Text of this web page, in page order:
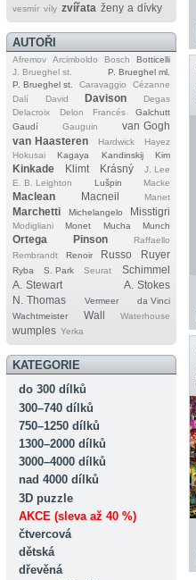
vesmír víly zvířata ženy a dívky
AUTOŘI
Afremov Arcimboldo Bosch
Botticelli
J. Brueghel st.
P. Brueghel ml.
P. Brueghel st.
Caravaggio
Cézanne
Dalí
David Davison
Degas
Delacroix
Delon Francés
Galchutt
Gaudí
Gauguin
van Gogh
van Haasteren
Hardwick
Hayez
Hokusai
Kagaya Kandinskij Kim
Kinkade Klimt Krásný
J. Lee
E. B. Leighton
Lušpin Macke
Maclean Macneil Manet
Marchetti Michelangelo Misstigri
Modigliani Monet Mucha Munch
Ortega Pinson
Raffaello
Rembrandt
Renoir Russo Ruyer
Ryba S. Park Seurat
Schimmel
A. Stewart
A. Stokes
N. Thomas
Vermeer
da Vinci
Wachtmeister
Wall Waterhouse
wumples Yerka
KATEGORIE
do 300 dílků
300–740 dílků
750–1250 dílků
1300–2000 dílků
3000–4000 dílků
nad 4000 dílků
3D puzzle
AKCE (sleva až 40 %)
čtvercová
dětská
dřevěná